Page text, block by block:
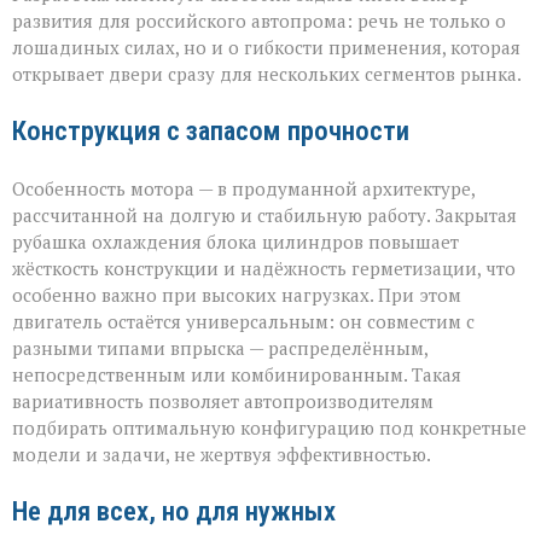
развития для российского автопрома: речь не только о
лошадиных силах, но и о гибкости применения, которая
открывает двери сразу для нескольких сегментов рынка.
Конструкция с запасом прочности
Особенность мотора — в продуманной архитектуре,
рассчитанной на долгую и стабильную работу. Закрытая
рубашка охлаждения блока цилиндров повышает
жёсткость конструкции и надёжность герметизации, что
особенно важно при высоких нагрузках. При этом
двигатель остаётся универсальным: он совместим с
разными типами впрыска — распределённым,
непосредственным или комбинированным. Такая
вариативность позволяет автопроизводителям
подбирать оптимальную конфигурацию под конкретные
модели и задачи, не жертвуя эффективностью.
Не для всех, но для нужных